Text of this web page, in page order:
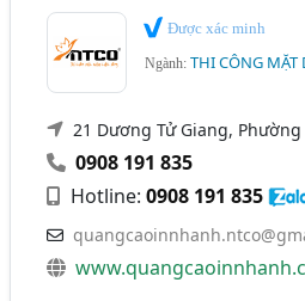
Được xác minh
Ngành:THI CÔNG
21 Dương Tử Giang,
0908 191 835
Hotline:0908 191 835